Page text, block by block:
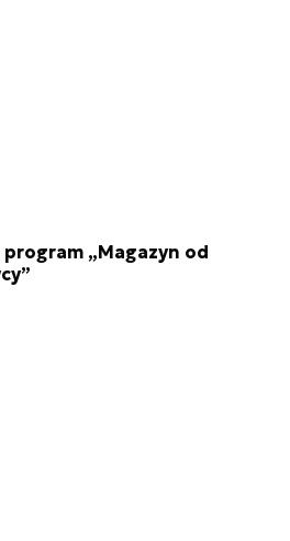
program „Magazyn od